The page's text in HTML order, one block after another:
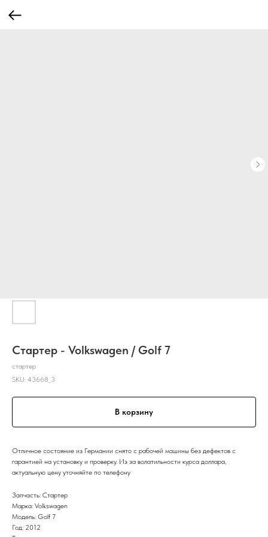
Стартер - Volkswagen / Golf 7
стартер
SKU: 43668_3
В корзину
Отличное состояние из Германии снято с рабочей машины без дефектов с
гарантией на установку и проверку. Из за волатильности курса доллара,
актуальную цену уточняйте по телефону
Запчасть: Стартер
Марка: Volkswagen
Модель: Golf 7
Год: 2012